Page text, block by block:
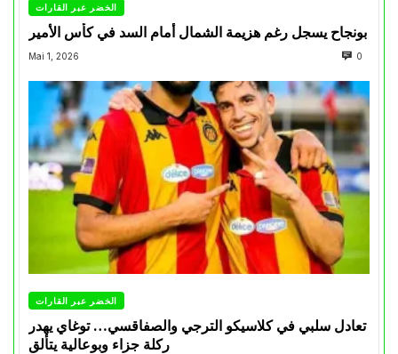
الخضر عبر القارات
بونجاح يسجل رغم هزيمة الشمال أمام السد في كأس الأمير
Mai 1, 2026 0
الخضر عبر القارات
تعادل سلبي في كلاسيكو الترجي والصفاقسي… توغاي يهدر
ركلة جزاء وبوعالية يتألق